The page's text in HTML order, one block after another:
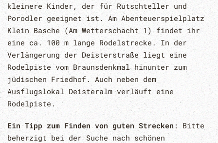
kleinere Kinder, der für Rutschteller und
Porodler geeignet ist. Am Abenteuerspielplatz
Klein Basche (Am Wetterschacht 1) findet ihr
eine ca. 100 m lange Rodelstrecke. In der
Verlängerung der Deisterstraße liegt eine
Rodelpiste vom Braunsdenkmal hinunter zum
jüdischen Friedhof. Auch neben dem
Ausflugslokal Deisteralm verläuft eine
Rodelpiste.
Ein Tipp zum Finden von guten Strecken : Bitte
beherzigt bei der Suche nach schönen